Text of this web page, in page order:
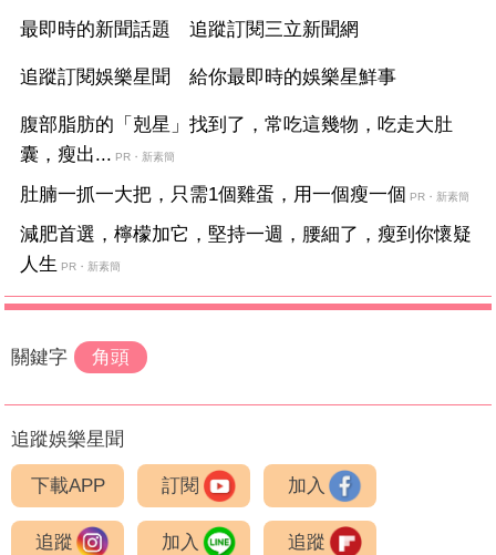
最即時的新聞話題 追蹤訂閱三立新聞網
追蹤訂閱娛樂星聞 給你最即時的娛樂星鮮事
腹部脂肪的「剋星」找到了，常吃這幾物，吃走大肚
囊，瘦出... PR・新素簡
肚腩一抓一大把，只需1個雞蛋，用一個瘦一個 PR・新素簡
減肥首選，檸檬加它，堅持一週，腰細了，瘦到你懷疑
人生 PR・新素簡
關鍵字 角頭
追蹤娛樂星聞
下載APP 訂閱 加入
追蹤 加入 追蹤